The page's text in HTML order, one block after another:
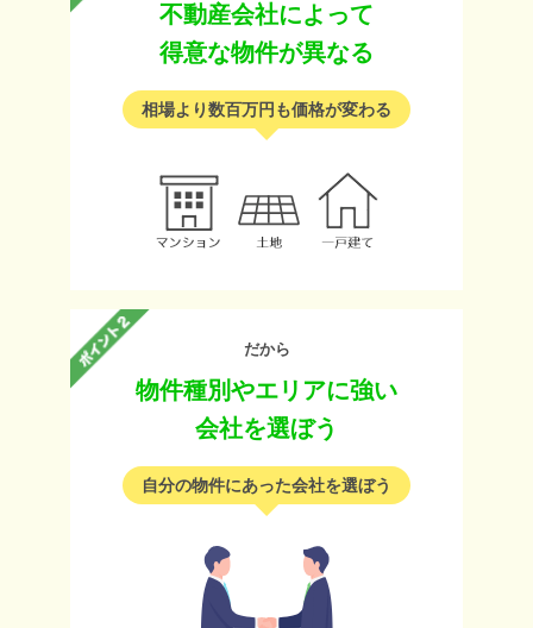
不動産会社によって
得意な物件が異なる
相場より数百万円も価格が変わる
だから
物件種別やエリアに強い
会社を選ぼう
自分の物件にあった会社を選ぼう